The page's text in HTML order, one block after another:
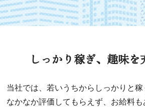
しっかり稼ぎ、趣味を
当社では、若いうちからしっかりと稼
なかなか評価してもらえず、お給料